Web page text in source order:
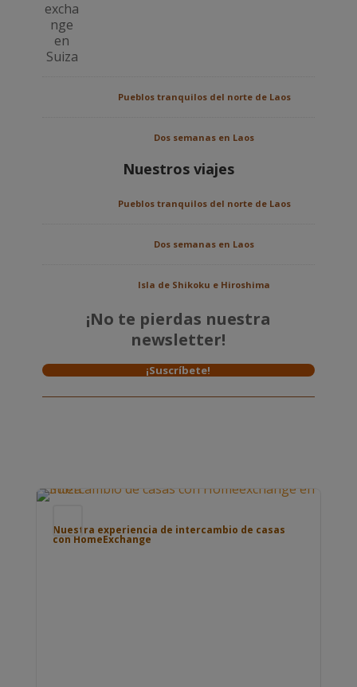
Pueblos tranquilos del norte de Laos
Dos semanas en Laos
Nuestros viajes
Pueblos tranquilos del norte de Laos
Dos semanas en Laos
Isla de Shikoku e Hiroshima
¡No te pierdas nuestra
newsletter!
¡Suscríbete!
Nuestra experiencia de intercambio de casas
con HomeExchange